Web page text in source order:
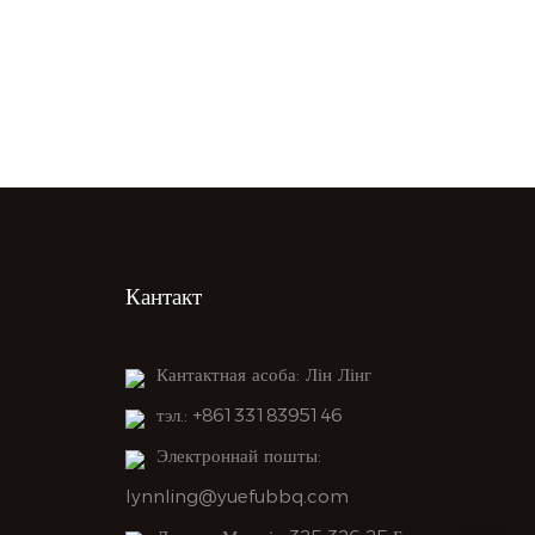
Кантакт
Кантактная асоба: Лін Лінг
тэл.: +8613318395146
Электроннай пошты:
lynnling@yuefubbq.com